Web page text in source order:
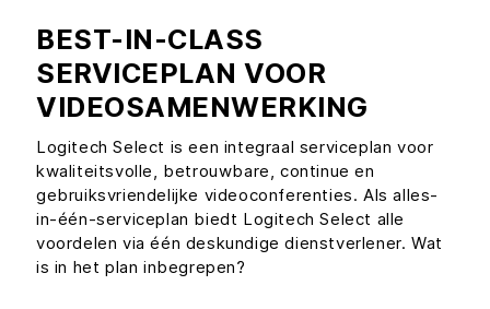
BEST-IN-CLASS
SERVICEPLAN VOOR
VIDEOSAMENWERKING
Logitech Select is een integraal serviceplan voor
kwaliteitsvolle, betrouwbare, continue en
gebruiksvriendelijke videoconferenties. Als alles-
in-één-serviceplan biedt Logitech Select alle
voordelen via één deskundige dienstverlener. Wat
is in het plan inbegrepen?